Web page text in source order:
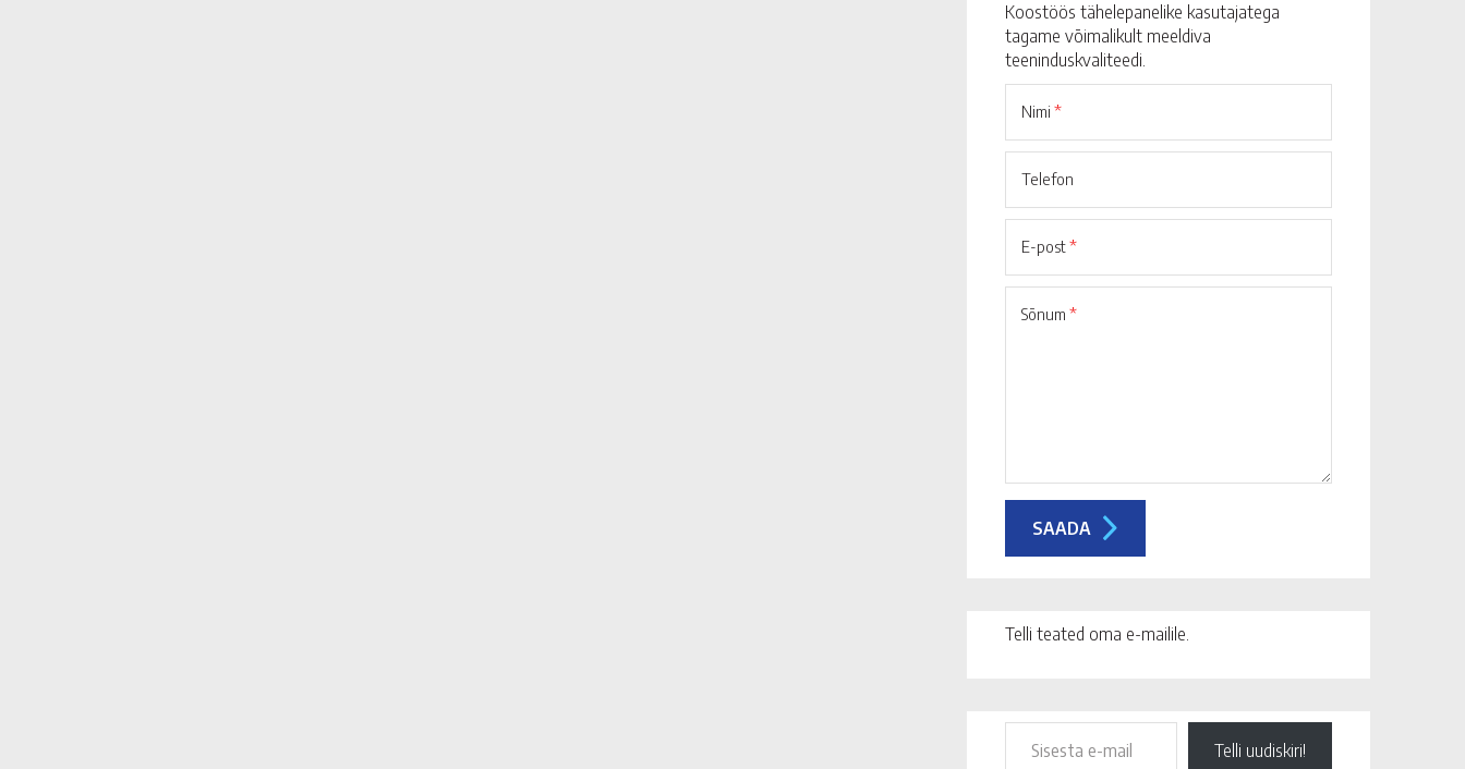
Koostöös tähelepanelike kasutajatega
tagame võimalikult meeldiva
teeninduskvaliteedi.
Nimi *
Telefon
E-post*
Sõnum *
Telli teated oma e-mailile.
Telli uudiskiri!